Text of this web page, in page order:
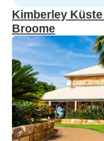
Kimberley
Broome